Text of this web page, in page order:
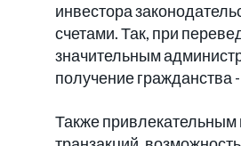
инвестора
счетами. Так, при
значительным
получение гражданства
Также привлекательным